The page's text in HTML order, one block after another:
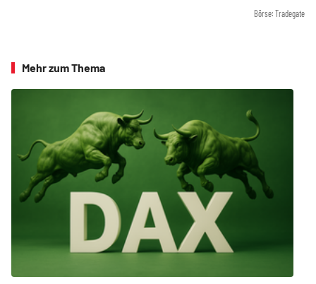
Börse: Tradegate
Mehr zum Thema